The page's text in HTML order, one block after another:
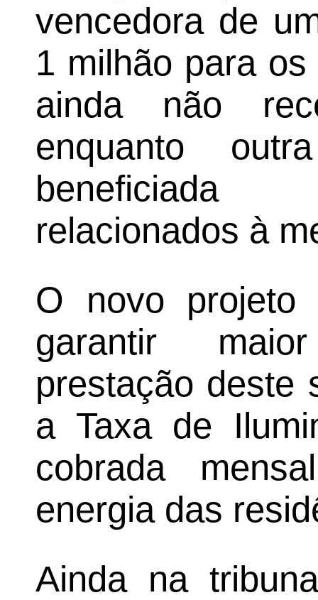
vencedora de
1 milhão para
ainda não
enquanto
beneficiada
relacionados à
O novo projeto
garantir
prestação deste
a Taxa de
cobrada
energia das
Ainda na